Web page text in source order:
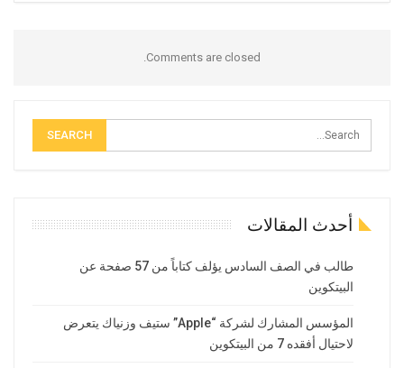
Comments are closed.
أحدث المقالات
طالب في الصف السادس يؤلف كتاباً من 57 صفحة عن
البيتكوين
المؤسس المشارك لشركة “Apple” ستيف وزنياك يتعرض
لاحتيال أفقده 7 من البيتكوين